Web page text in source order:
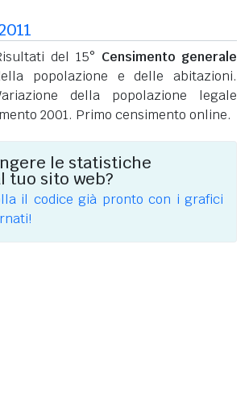
del 15° Censimento generale
popolazione e delle abitazioni.
della popolazione legale
2001. Primo censimento online.
le statistiche
tuo sito web?
il codice già pronto con i grafici